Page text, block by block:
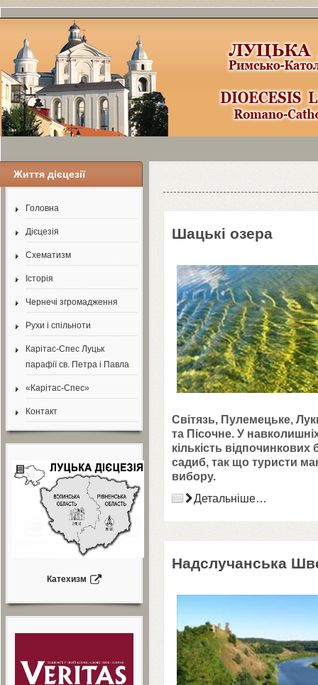
Життя дієцезії
Головна
Дієцезія
Схематизм
Історія
Чернечі згромадження
Рухи і спільноти
Карітас-Спес Луцьк
парафії св. Петра і Павла
«Карітас-Спес»
Контакт
Катехизм
Шацькі озера
Світязь, Пулемецьке,
та Пісочне. У
кількість відпочинкових
садиб, так що туристи
вибору.
Детальніше…
Надслучанська